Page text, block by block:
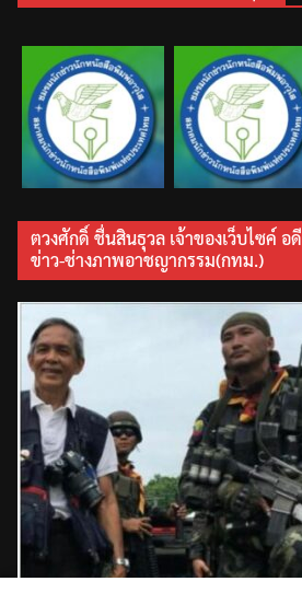
ตวงศักดิ์ ชื่นสินธุวล เจ้าของเว็บไซค์
ข่าว-ช่างภาพอาชญากรรม(กทม.)